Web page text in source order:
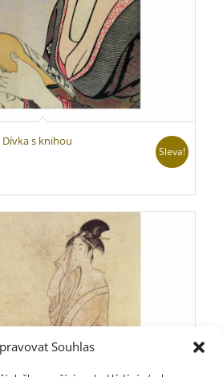
Souhlas
s knihou
Kč
950 Kč
Sleva!